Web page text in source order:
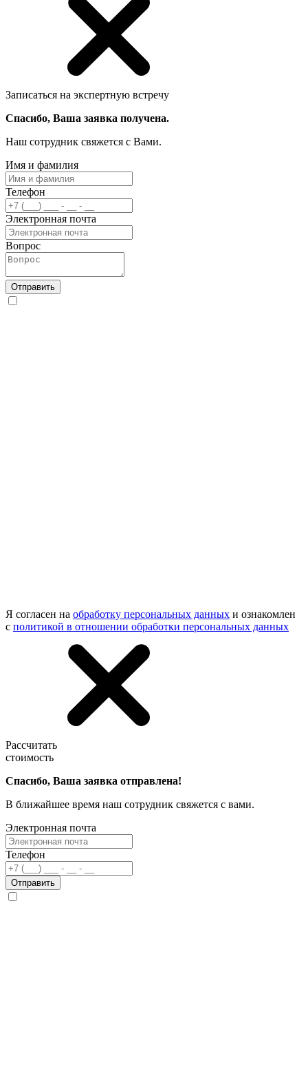
Записаться на экспертную встречу
Спасибо, Ваша заявка получена.
Наш сотрудник свяжется с Вами.
Имя и фамилия
Телефон
Электронная почта
Вопрос
Отправить
Я согласен на обработку персональных данных и ознакомлен
с политикой в отношении обработки персональных данных
Рассчитать
стоимость
Спасибо, Ваша заявка отправлена!
В ближайшее время наш сотрудник свяжется с вами.
Электронная почта
Телефон
Отправить